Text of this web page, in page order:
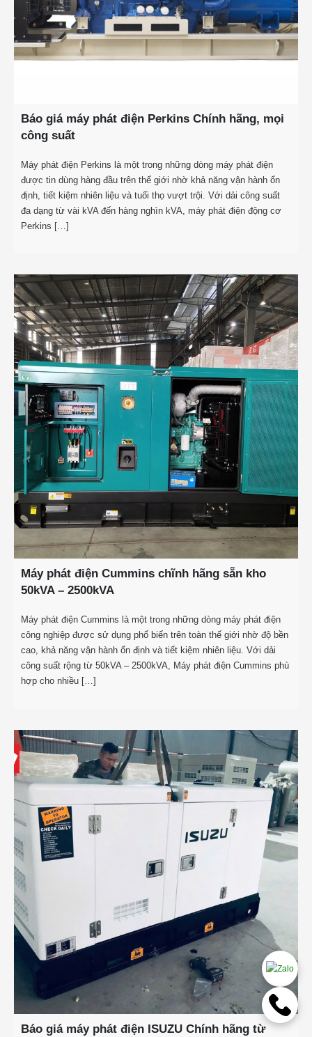
Báo giá máy phát điện Perkins Chính hãng, mọi
công suất
Máy phát điện Perkins là một trong những dòng máy phát điện
được tin dùng hàng đầu trên thế giới nhờ khả năng vận hành ổn
định, tiết kiệm nhiên liệu và tuổi thọ vượt trội. Với dải công suất
đa dạng từ vài kVA đến hàng nghìn kVA, máy phát điện động cơ
Perkins […]
Máy phát điện Cummins chĩnh hãng sẵn kho
50kVA – 2500kVA
Máy phát điện Cummins là một trong những dòng máy phát điện
công nghiệp được sử dụng phổ biến trên toàn thế giới nhờ độ bền
cao, khả năng vận hành ổn định và tiết kiệm nhiên liệu. Với dải
công suất rộng từ 50kVA – 2500kVA, Máy phát điện Cummins phù
hợp cho nhiều […]
Báo giá máy phát điện ISUZU Chính hãng từ